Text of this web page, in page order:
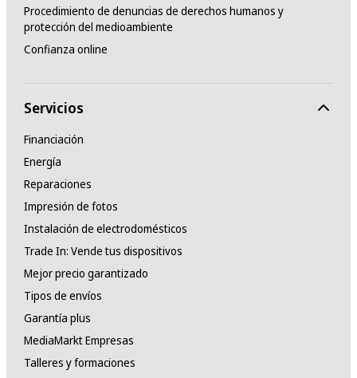
Procedimiento de denuncias de derechos humanos y
protección del medioambiente
Confianza online
Servicios
Financiación
Energía
Reparaciones
Impresión de fotos
Instalación de electrodomésticos
Trade In: Vende tus dispositivos
Mejor precio garantizado
Tipos de envíos
Garantía plus
MediaMarkt Empresas
Talleres y formaciones